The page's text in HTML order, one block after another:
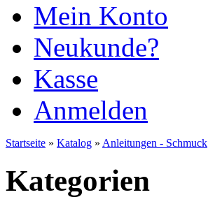
Mein Konto
Neukunde?
Kasse
Anmelden
Startseite » Katalog » Anleitungen - Schmuck
Kategorien